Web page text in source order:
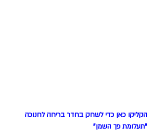
הקליקו כאן כדי לשחק בחדר בריחה לחנוכה
"תעלומת פך השמן"